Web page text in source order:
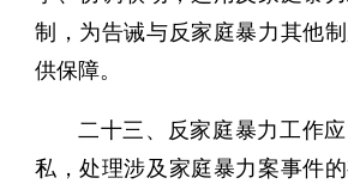
制，为告诫与反家庭暴力其他
供保障。
二十三、反家庭暴力工作
私，处理涉及家庭暴力案事件